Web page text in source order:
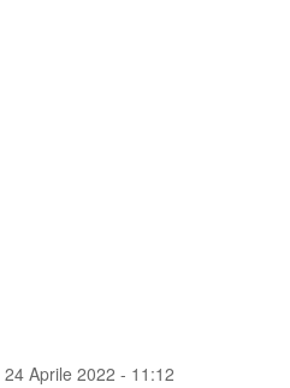
24 Aprile 2022 - 11:12